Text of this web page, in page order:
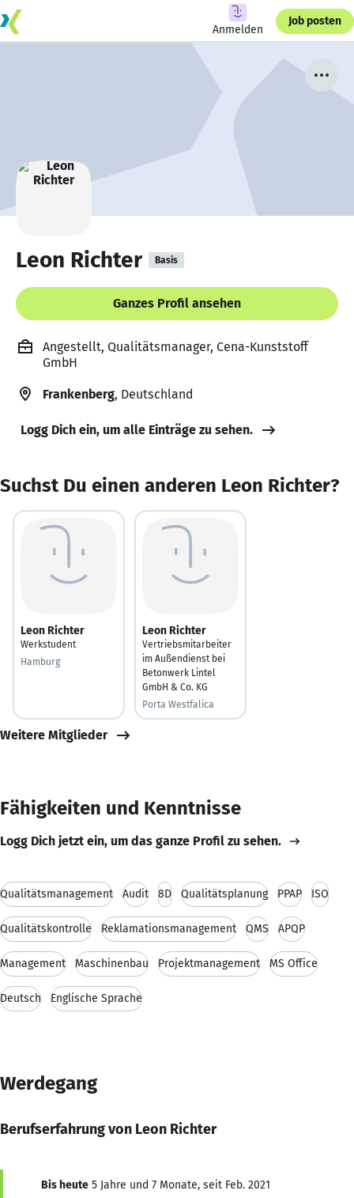
Anmelden
Job posten
Leon Richter Basis
Ganzes Profil ansehen
Angestellt, Qualitätsmanager, Cena-Kunststoff
GmbH
Frankenberg, Deutschland
Logg Dich ein, um alle Einträge zu sehen.
Suchst Du einen anderen Leon Richter?
Leon Richter
Werkstudent
Hamburg
Leon Richter
Vertriebsmitarbeiter
im Außendienst bei
Betonwerk Lintel
GmbH & Co. KG
Porta Westfalica
Weitere Mitglieder
Fähigkeiten und Kenntnisse
Logg Dich jetzt ein, um das ganze Profil zu sehen.
Qualitätsmanagement Audit 8D Qualitätsplanung PPAP ISO
Qualitätskontrolle Reklamationsmanagement QMS APQP
Management Maschinenbau Projektmanagement MS Office
Deutsch Englische Sprache
Werdegang
Berufserfahrung von Leon Richter
Bis heute 5 Jahre und 7 Monate, seit Feb. 2021